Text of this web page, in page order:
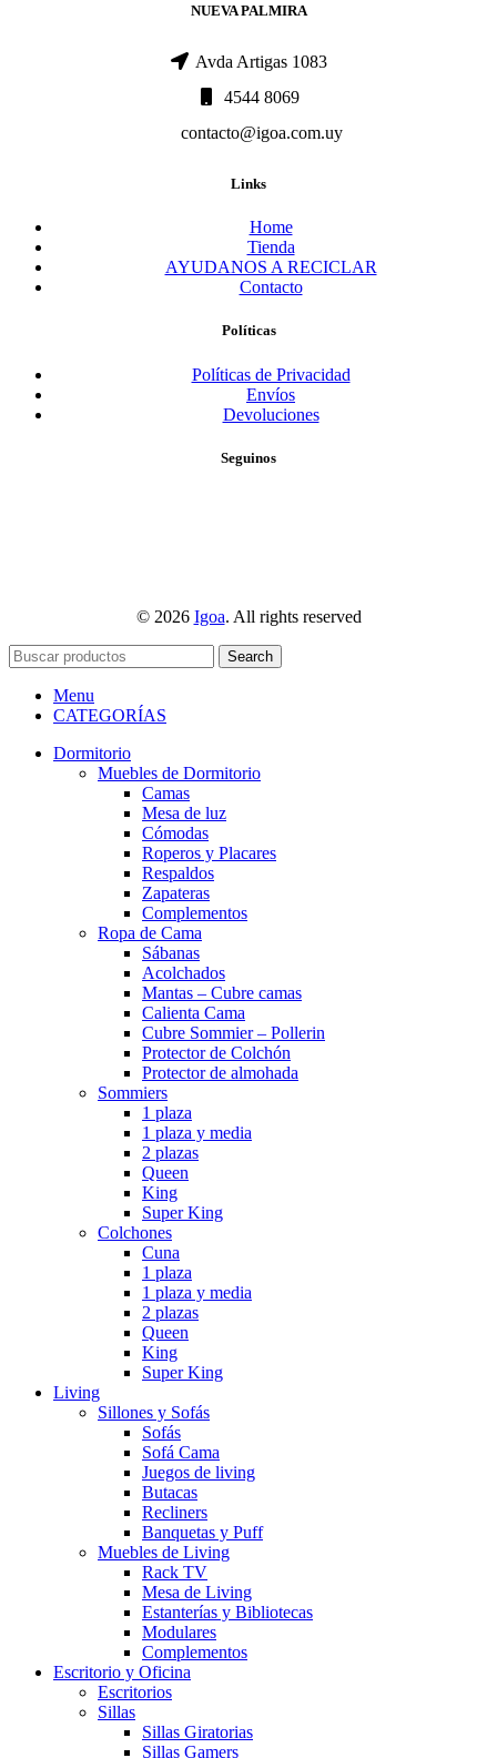
NUEVA PALMIRA
Avda Artigas 1083
4544 8069
contacto@igoa.com.uy
Links
Home
Tienda
AYUDANOS A RECICLAR
Contacto
Políticas
Políticas de Privacidad
Envíos
Devoluciones
Seguinos
© 2026 Igoa. All rights reserved
Search
Menu
CATEGORÍAS
Dormitorio
Muebles de Dormitorio
Camas
Mesa de luz
Cómodas
Roperos y Placares
Respaldos
Zapateras
Complementos
Ropa de Cama
Sábanas
Acolchados
Mantas – Cubre camas
Calienta Cama
Cubre Sommier – Pollerin
Protector de Colchón
Protector de almohada
Sommiers
1 plaza
1 plaza y media
2 plazas
Queen
King
Super King
Colchones
Cuna
1 plaza
1 plaza y media
2 plazas
Queen
King
Super King
Living
Sillones y Sofás
Sofás
Sofá Cama
Juegos de living
Butacas
Recliners
Banquetas y Puff
Muebles de Living
Rack TV
Mesa de Living
Estanterías y Bibliotecas
Modulares
Complementos
Escritorio y Oficina
Escritorios
Sillas
Sillas Giratorias
Sillas Gamers